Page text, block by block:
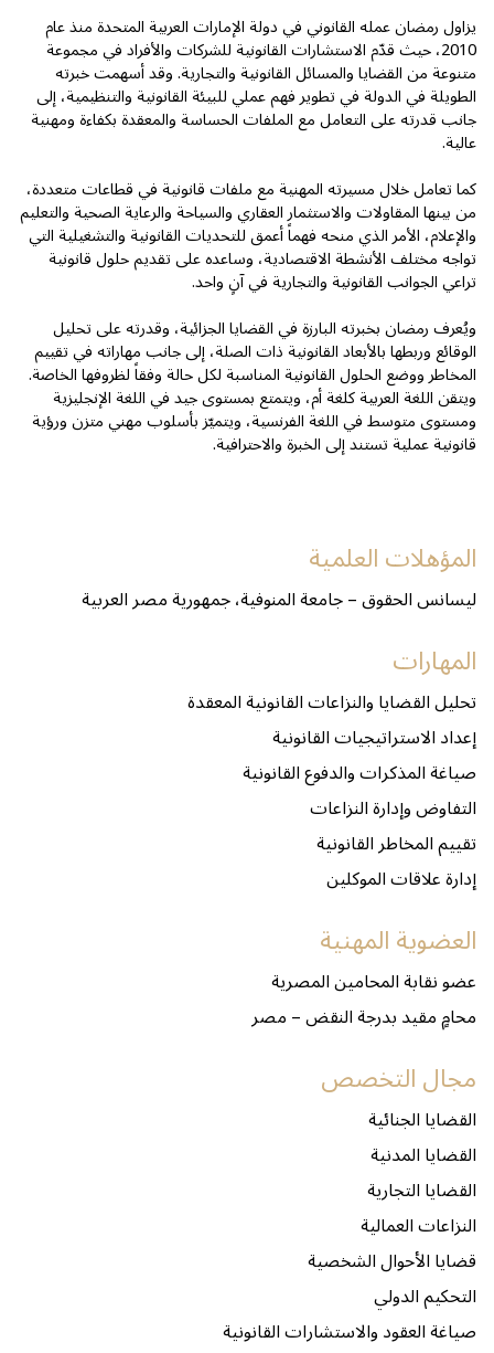
يزاول رمضان عمله القانوني في دولة الإمارات العربية المتحدة منذ عام
2010، حيث قدّم الاستشارات القانونية للشركات والأفراد في مجموعة
متنوعة من القضايا والمسائل القانونية والتجارية. وقد أسهمت خبرته
الطويلة في الدولة في تطوير فهم عملي للبيئة القانونية والتنظيمية، إلى
جانب قدرته على التعامل مع الملفات الحساسة والمعقدة بكفاءة ومهنية
عالية.
كما تعامل خلال مسيرته المهنية مع ملفات قانونية في قطاعات متعددة،
من بينها المقاولات والاستثمار العقاري والسياحة والرعاية الصحية والتعليم
والإعلام، الأمر الذي منحه فهماً أعمق للتحديات القانونية والتشغيلية التي
تواجه مختلف الأنشطة الاقتصادية، وساعده على تقديم حلول قانونية
تراعي الجوانب القانونية والتجارية في آنٍ واحد.
ويُعرف رمضان بخبرته البارزة في القضايا الجزائية، وقدرته على تحليل
الوقائع وربطها بالأبعاد القانونية ذات الصلة، إلى جانب مهاراته في تقييم
المخاطر ووضع الحلول القانونية المناسبة لكل حالة وفقاً لظروفها الخاصة.
ويتقن اللغة العربية كلغة أم، ويتمتع بمستوى جيد في اللغة الإنجليزية
ومستوى متوسط في اللغة الفرنسية، ويتميّز بأسلوب مهني متزن ورؤية
قانونية عملية تستند إلى الخبرة والاحترافية.
المؤهلات العلمية
ليسانس الحقوق – جامعة المنوفية، جمهورية مصر العربية
المهارات
تحليل القضايا والنزاعات القانونية المعقدة
إعداد الاستراتيجيات القانونية
صياغة المذكرات والدفوع القانونية
التفاوض وإدارة النزاعات
تقييم المخاطر القانونية
إدارة علاقات الموكلين
العضوية المهنية
عضو نقابة المحامين المصرية
محامٍ مقيد بدرجة النقض – مصر
مجال التخصص
القضايا الجنائية
القضايا المدنية
القضايا التجارية
النزاعات العمالية
قضايا الأحوال الشخصية
التحكيم الدولي
صياغة العقود والاستشارات القانونية